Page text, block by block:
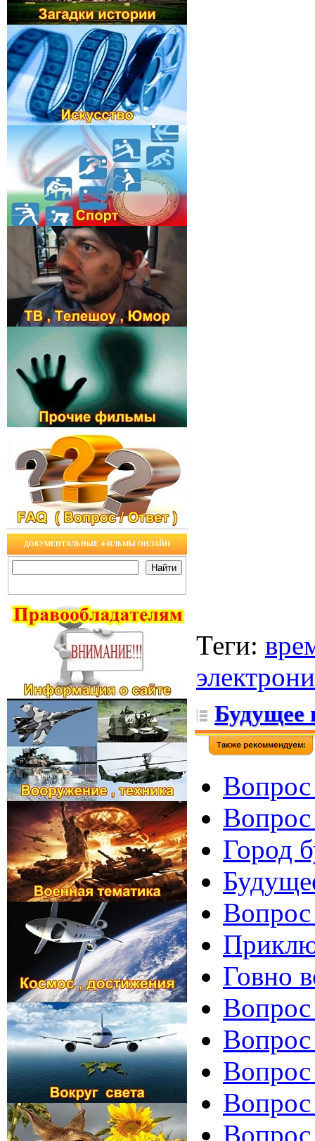
ДОКУМЕНТАЛЬНЫЕ ФИЛЬМЫ ОНЛАЙН
Теги:
Будущее
Вопрос
Город
Говно